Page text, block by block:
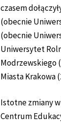
czasem
(obecnie
(obecnie
Uniwersytet
Modrzewskiego
Miasta Krakowa
Istotne zmiany
Centrum